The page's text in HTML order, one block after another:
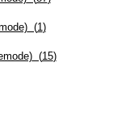
(1)
(15)